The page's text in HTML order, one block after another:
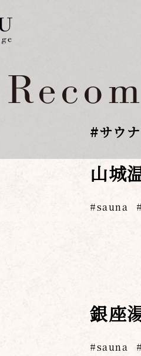
#サウナ
山城
sauna
銀座
sauna